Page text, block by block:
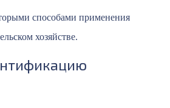
способами применения
хозяйстве.